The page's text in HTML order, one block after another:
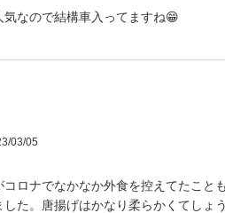
なので結構車入ってますね😁
03/05
ロナでなかなか外食を控えてたこと
した。唐揚げはかなり柔らかくてしょ